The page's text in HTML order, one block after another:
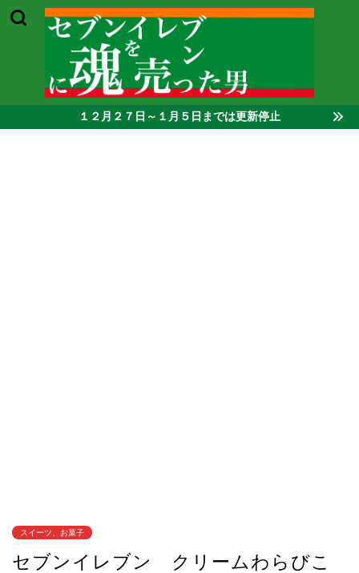
１２月２７日～１月５日までは更新停止
スイーツ、お菓子
セブンイレブン クリームわらびこ